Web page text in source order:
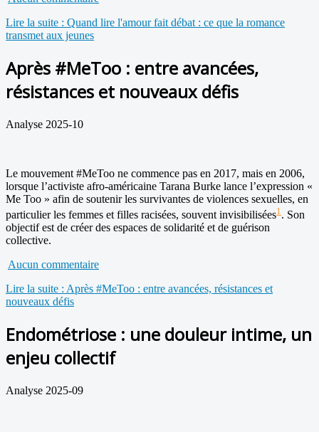
Lire la suite : Quand lire l'amour fait débat : ce que la romance
transmet aux jeunes
Après #MeToo : entre avancées,
résistances et nouveaux défis
Analyse 2025-10
Le mouvement #MeToo ne commence pas en 2017, mais en 2006,
lorsque l’activiste afro-américaine Tarana Burke lance l’expression «
Me Too » afin de soutenir les survivantes de violences sexuelles, en
particulier les femmes et filles racisées, souvent invisibilisées1 . Son
objectif est de créer des espaces de solidarité et de guérison
collective.
Aucun commentaire
Lire la suite : Après #MeToo : entre avancées, résistances et
nouveaux défis
Endométriose : une douleur intime, un
enjeu collectif
Analyse 2025-09